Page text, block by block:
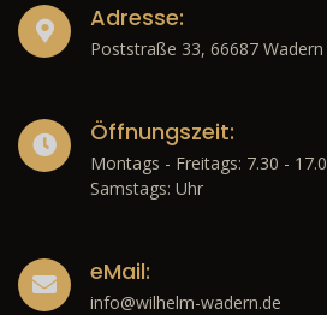
Adresse:
Poststraße 33, 66687 Wadern
Öffnungszeit:
Montags - Freitags: 7.30 -
Samstags: Uhr
eMail:
info@wilhelm-wadern.de